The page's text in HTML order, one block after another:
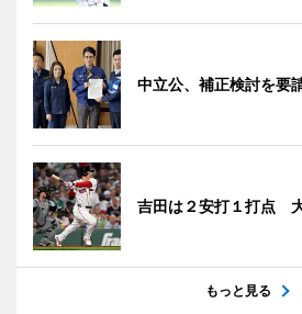
中立公、補正検討を要
吉田は２安打１打点
もっと見る